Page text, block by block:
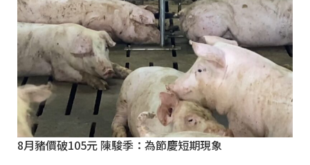
8月豬價破105元 陳駿季：為節慶短期現象